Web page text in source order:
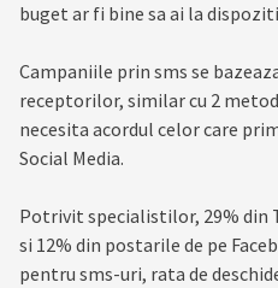
buget ar fi bine sa ai la
Campaniile prin sms se
receptorilor, similar cu 2
necesita acordul celor care
Social Media.
Potrivit specialistilor, 29% din
si 12% din postarile de pe
pentru sms-uri, rata de